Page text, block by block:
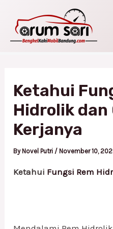
content
Ketahui
Hidrolik dan
Kerjanya
By Novel Putri / November 10,
Ketahui Fungsi Rem
navigation